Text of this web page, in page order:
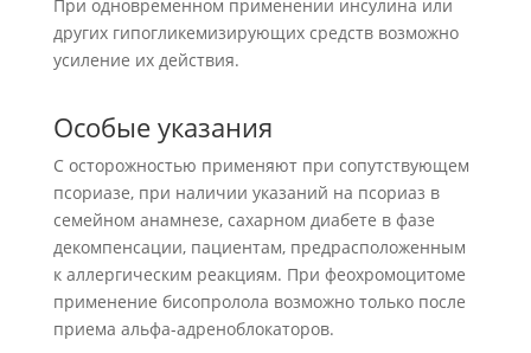
При одновременном применении инсулина или
других гипогликемизирующих средств возможно
усиление их действия.
Особые указания
С осторожностью применяют при сопутствующем
псориазе, при наличии указаний на псориаз в
семейном анамнезе, сахарном диабете в фазе
декомпенсации, пациентам, предрасположенным
к аллергическим реакциям. При феохромоцитоме
применение бисопролола возможно только после
приема альфа-адреноблокаторов.